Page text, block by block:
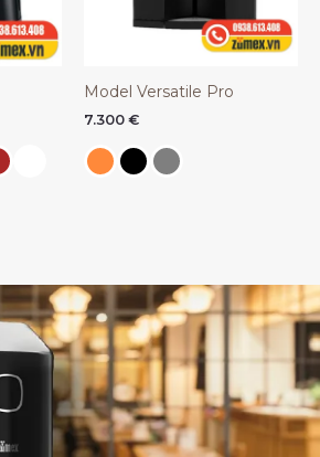
Model Versatile Pro
7.300 €